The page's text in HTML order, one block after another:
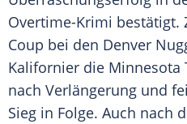
Overtime-Krimi bestätigt.
Coup bei den Denver
Kalifornier die Minnesota
nach Verlängerung und
Sieg in Folge. Auch nach